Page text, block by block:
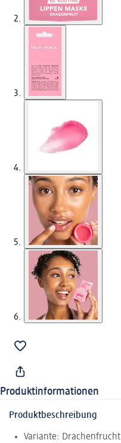
Produktinformationen
Produktbeschreibung
Variante: Drachenfrucht